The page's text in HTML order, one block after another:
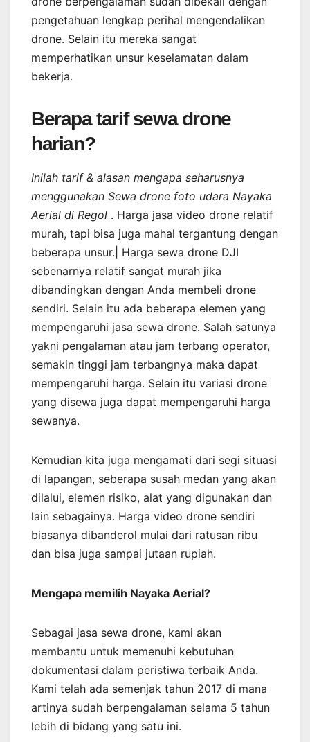
pengetahuan lengkap perihal mengendalikan
drone. Selain itu mereka sangat
memperhatikan unsur keselamatan dalam
bekerja.
Berapa tarif sewa drone
harian?
Inilah tarif & alasan mengapa seharusnya
menggunakan Sewa drone foto udara Nayaka
Aerial di Regol . Harga jasa video drone relatif
murah, tapi bisa juga mahal tergantung dengan
beberapa unsur.| Harga sewa drone DJI
sebenarnya relatif sangat murah jika
dibandingkan dengan Anda membeli drone
sendiri. Selain itu ada beberapa elemen yang
mempengaruhi jasa sewa drone. Salah satunya
yakni pengalaman atau jam terbang operator,
semakin tinggi jam terbangnya maka dapat
mempengaruhi harga. Selain itu variasi drone
yang disewa juga dapat mempengaruhi harga
sewanya.
Kemudian kita juga mengamati dari segi situasi
di lapangan, seberapa susah medan yang akan
dilalui, elemen risiko, alat yang digunakan dan
lain sebagainya. Harga video drone sendiri
biasanya dibanderol mulai dari ratusan ribu
dan bisa juga sampai jutaan rupiah.
Mengapa memilih Nayaka Aerial?
Sebagai jasa sewa drone, kami akan
membantu untuk memenuhi kebutuhan
dokumentasi dalam peristiwa terbaik Anda.
Kami telah ada semenjak tahun 2017 di mana
artinya sudah berpengalaman selama 5 tahun
lebih di bidang yang satu ini.